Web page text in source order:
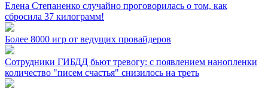
Елена Степаненко случайно проговорилась о том, как
сбросила 37 килограмм!
Более 8000 игр от ведущих провайдеров
Сотрудники ГИБДД бьют тревогу: с появлением нанопленки
количество "писем счастья" снизилось на треть